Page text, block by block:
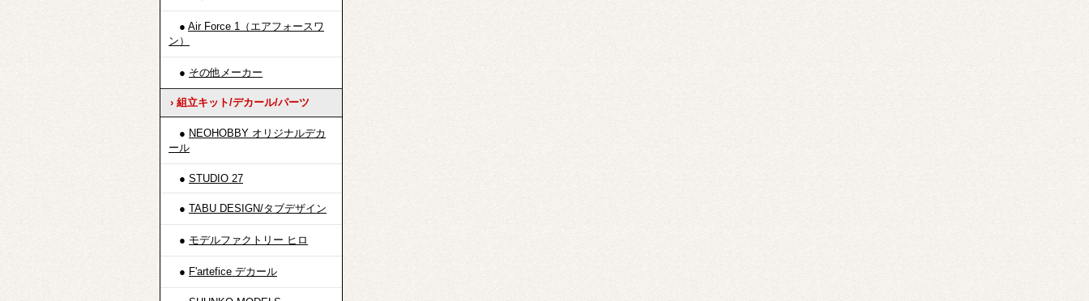
● Air Force 1（エアフォースワ
ン）
● その他メーカー
› 組立キット/デカール/パーツ
● NEOHOBBY オリジナルデカ
ール
● STUDIO 27
● TABU DESIGN/タブデザイン
● モデルファクトリー ヒロ
● F'artefice デカール